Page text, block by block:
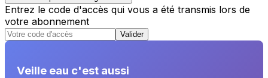
Entrez le code d'accès qui vous a été transmis lors de
votre abonnement
Valider
Veille eau c'est aussi